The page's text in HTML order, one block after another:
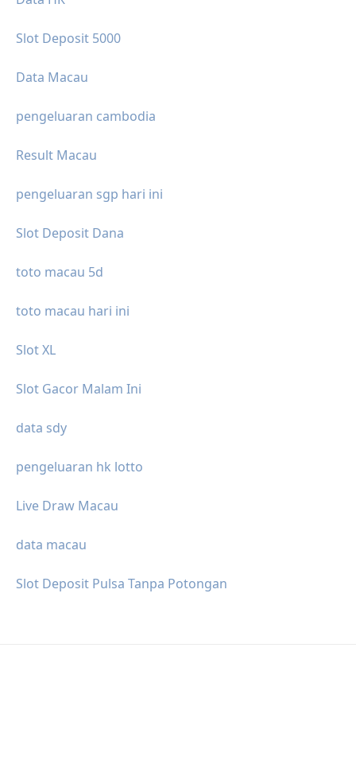
Slot Deposit 5000
Data Macau
pengeluaran cambodia
Result Macau
pengeluaran sgp hari ini
Slot Deposit Dana
toto macau 5d
toto macau hari ini
Slot XL
Slot Gacor Malam Ini
data sdy
pengeluaran hk lotto
Live Draw Macau
data macau
Slot Deposit Pulsa Tanpa Potongan